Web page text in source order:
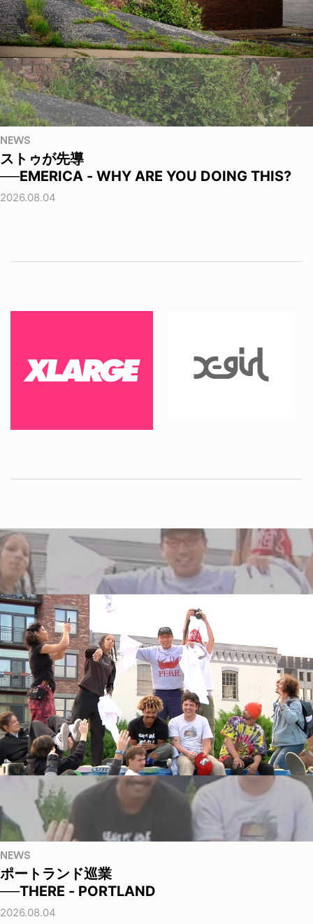
NEWS
ストゥが先導
──EMERICA - WHY ARE YOU DOING THIS?
2026.08.04
NEWS
ポートランド巡業
──THERE - PORTLAND
2026.08.04